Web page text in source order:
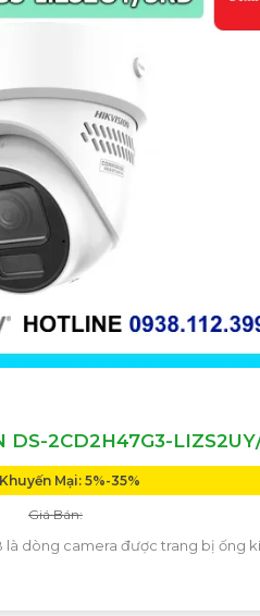
DS-2CD2H47G3-
Mại: 5%-35%
Giá Bán:
là dòng camera được trang bị ống